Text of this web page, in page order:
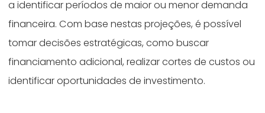
a identificar períodos de maior ou menor demanda
financeira. Com base nestas projeções, é possível
tomar decisões estratégicas, como buscar
financiamento adicional, realizar cortes de custos ou
identificar oportunidades de investimento.